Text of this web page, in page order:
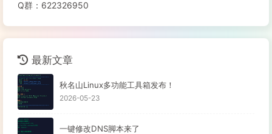
Q群：622326950
最新文章
秋名山Linux多功能工具箱发布！
2026-05-23
一键修改DNS脚本来了